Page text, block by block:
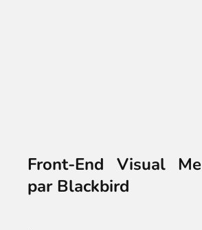
Front-End Visual
par Blackbird